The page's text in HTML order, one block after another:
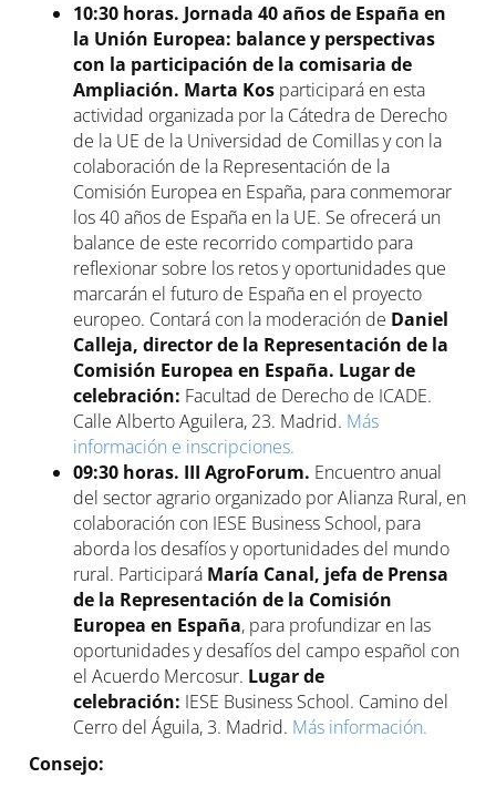
10:30 horas. Jornada 40 años de España en
la Unión Europea: balance y perspectivas
con la participación de la comisaria de
Ampliación. Marta Kos participará en esta
actividad organizada por la Cátedra de Derecho
de la UE de la Universidad de Comillas y con la
colaboración de la Representación de la
Comisión Europea en España, para conmemorar
los 40 años de España en la UE. Se ofrecerá un
balance de este recorrido compartido para
reflexionar sobre los retos y oportunidades que
marcarán el futuro de España en el proyecto
europeo. Contará con la moderación de Daniel
Calleja, director de la Representación de la
Comisión Europea en España. Lugar de
celebración: Facultad de Derecho de ICADE.
Calle Alberto Aguilera, 23. Madrid. Más
información e inscripciones.
09:30 horas. III AgroForum. Encuentro anual
del sector agrario organizado por Alianza Rural, en
colaboración con IESE Business School, para
aborda los desafíos y oportunidades del mundo
rural. Participará María Canal, jefa de Prensa
de la Representación de la Comisión
Europea en España, para profundizar en las
oportunidades y desafíos del campo español con
el Acuerdo Mercosur. Lugar de
celebración: IESE Business School. Camino del
Cerro del Águila, 3. Madrid. Más información.
Consejo: